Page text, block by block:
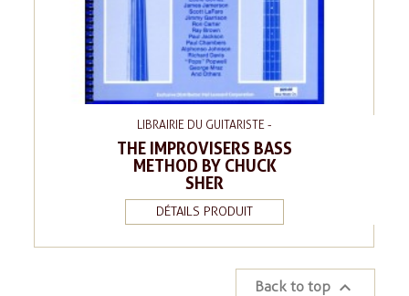
LIBRAIRIE DU GUITARISTE -
THE IMPROVISERS BASS
METHOD BY CHUCK
SHER
DÉTAILS PRODUIT
Back to top 